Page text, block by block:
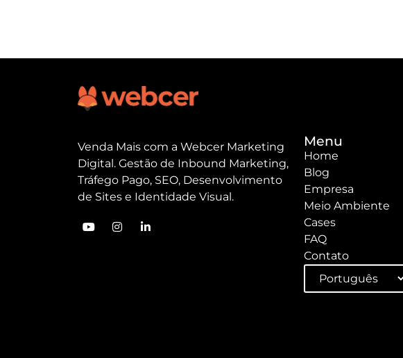
Venda Mais com a Webcer Marketing
Digital. Gestão de Inbound Marketing,
Tráfego Pago, SEO, Desenvolvimento
de Sites e Identidade Visual.
Menu
Home
Blog
Empresa
Meio Ambiente
Cases
FAQ
Contato